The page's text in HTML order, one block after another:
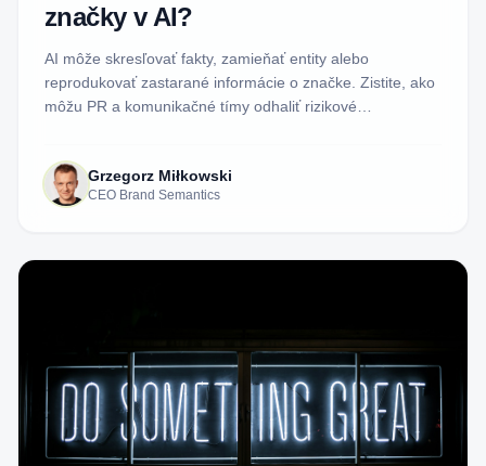
značky v AI?
AI môže skresľovať fakty, zamieňať entity alebo
reprodukovať zastarané informácie o značke. Zistite, ako
môžu PR a komunikačné tímy odhaliť rizikové
Grzegorz Miłkowski
CEO Brand Semantics